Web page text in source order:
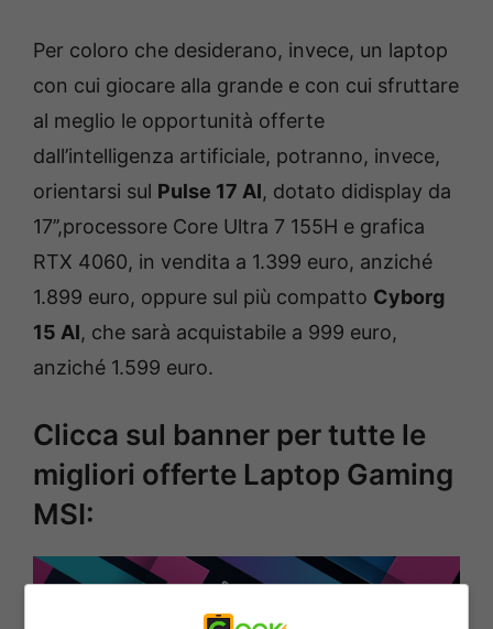
Per coloro che desiderano, invece, un laptop
con cui giocare alla grande e con cui sfruttare
al meglio le opportunità offerte
dall’intelligenza artificiale, potranno, invece,
orientarsi sul Pulse 17 AI, dotato didisplay da
17’’,processore Core Ultra 7 155H e grafica
RTX 4060, in vendita a 1.399 euro, anziché
1.899 euro, oppure sul più compatto Cyborg
15 AI, che sarà acquistabile a 999 euro,
anziché 1.599 euro.
Clicca sul banner per tutte le
migliori offerte Laptop Gaming
MSI: